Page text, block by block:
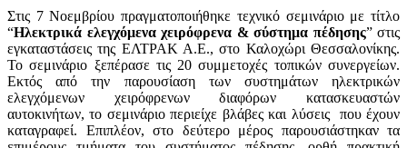
Στις 7 Νοεμβρίου πραγματοποιήθηκε τεχνικό σεμινάριο με τίτλο
“Ηλεκτρικά ελεγχόμενα χειρόφρενα & σύστημα πέδησης” στις
εγκαταστάσεις της ΕΛΤΡΑΚ Α.Ε., στο Καλοχώρι Θεσσαλονίκης.
Το σεμινάριο ξεπέρασε τις 20 συμμετοχές τοπικών συνεργείων.
Εκτός από την παρουσίαση των συστημάτων ηλεκτρικών
ελεγχόμενων χειρόφρενων διαφόρων κατασκευαστών
αυτοκινήτων, το σεμινάριο περιείχε βλάβες και λύσεις που έχουν
καταγραφεί. Επιπλέον, στο δεύτερο μέρος παρουσιάστηκαν τα